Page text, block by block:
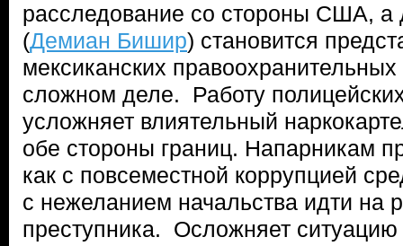
расследование со стороны США, а
(Демиан Бишир) становится
мексиканских правоохранительных
сложном деле. Работу
усложняет влиятельный
обе стороны границ. Напарникам
как с повсеместной коррупцией
с нежеланием начальства идти на
преступника. Осложняет